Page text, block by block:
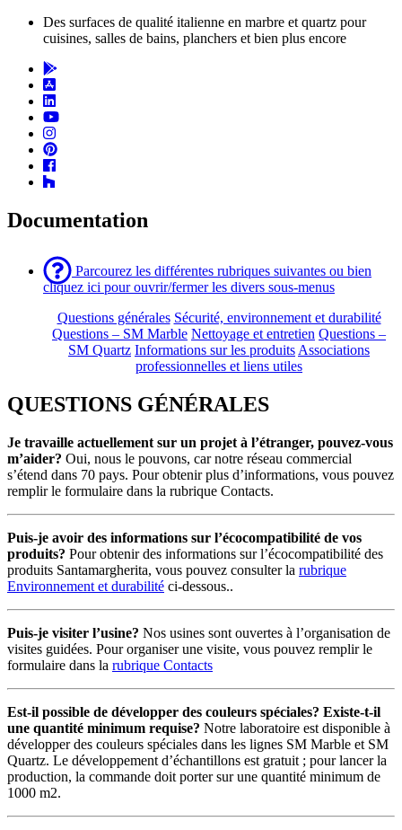
Des surfaces de qualité italienne en marbre et quartz pour
cuisines, salles de bains, planchers et bien plus encore
Documentation
Parcourez les différentes rubriques suivantes ou bien
cliquez ici pour ouvrir/fermer les divers sous-menus
Questions générales Sécurité, environnement et durabilité
Questions – SM Marble Nettoyage et entretien Questions –
SM Quartz Informations sur les produits Associations
professionnelles et liens utiles
QUESTIONS GÉNÉRALES
Je travaille actuellement sur un projet à l’étranger, pouvez-vous
m’aider? Oui, nous le pouvons, car notre réseau commercial
s’étend dans 70 pays. Pour obtenir plus d’informations, vous pouvez
remplir le formulaire dans la rubrique Contacts.
Puis-je avoir des informations sur l’écocompatibilité de vos
produits? Pour obtenir des informations sur l’écocompatibilité des
produits Santamargherita, vous pouvez consulter la rubrique
Environnement et durabilité ci-dessous..
Puis-je visiter l’usine? Nos usines sont ouvertes à l’organisation de
visites guidées. Pour organiser une visite, vous pouvez remplir le
formulaire dans la rubrique Contacts
Est-il possible de développer des couleurs spéciales? Existe-t-il
une quantité minimum requise? Notre laboratoire est disponible à
développer des couleurs spéciales dans les lignes SM Marble et SM
Quartz. Le développement d’échantillons est gratuit ; pour lancer la
production, la commande doit porter sur une quantité minimum de
1000 m2.